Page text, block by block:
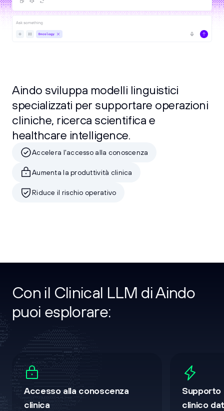
Aindo sviluppa modelli linguistici
specializzati per supportare operazioni
cliniche, ricerca scientifica e
healthcare intelligence.
Accelera l'accesso alla conoscenza
Aumenta la produttività clinica
Riduce il rischio operativo
Con il Clinical LLM di Aindo
puoi esplorare:
`^{J7Y{cL+"`
-{hkkti]7y{L(r~`
:JIAA22KwCsxy{L)r*,-
:7IA55PAA2U3tsJy=|+r/":`
:zUXbb55PPA22jkClY{L?r*~~"-
_!'
\:                      `.----'.`
`:"~\\\___~!,:--.`
'"\//////\\\____~!:--.`
`,//////////\\\\_____~^:-'``
,///////////////\\\____~^:-'.``
://///////////////////////\":-'````
'~****//////////////////**;;;*/^-.````
-******////////////***;;;;**/\!::-'`````
:*****************rrrr;**/_!",,::--'`````
:;************rvrrr;**/_!""!___~,---'.````
-;;;*****;r++vr;**/\~!"!\//\\\__!:---'...```
`_;;;;r????vr;*/\~!!///////////\_,::--'....``
:|)||)?vr**/_~~////////////////\!::::--'''.`
_c|+;**/__/////////////////////!,:::------.`
`/;////*********///////////////~",,::------'`
';r;;**************///////////_!"^,::::----`
`;Lr;**************///////////_~!",::::::-`
,{(;;***************////***///_!"^,,::::.
-){);;*****************;;;***//_~!"^,::`
:L{c+;;***********;v((?+r;;**//\_~!":`
`*c{{{L(+rr+?|LccccLL||)+r;;**//\"-
.*{{y}YYYYYYyyy{yycL||(?+r;;*_'
-*{y777J7Yyy{{cc=LL||)+r_`
?|-    `/??(|LLL=====LL|?~`
Accesso alla conoscenza
clinica
Supporto
clinico